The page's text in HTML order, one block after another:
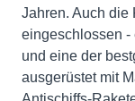
Jahren. Auch die
eingeschlossen -
und eine der
ausgerüstet mit